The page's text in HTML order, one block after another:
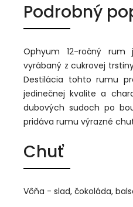
Podrobný
Ophyum 12-ročný rum
vyrábaný z cukrovej
Destilácia tohto rumu
jedinečnej kvalite a
dubových sudoch po
pridáva rumu výrazné
Chuť
Vôňa - slad, čokoláda,